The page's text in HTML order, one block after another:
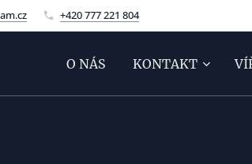
+420 777 221 804
O NÁS KONTAKT